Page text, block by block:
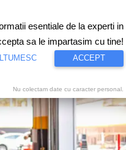
Proiecte speciale Video
esentiale de la experti in
sa le impartasim cu tine!
ACCEPT
Nu colectam date cu caracter personal.